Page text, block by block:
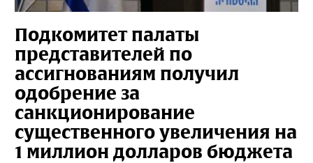
Подкомитет палаты
представителей по
ассигнованиям получил
одобрение за
санкционирование
существенного увеличения на
1 миллион долларов бюджета